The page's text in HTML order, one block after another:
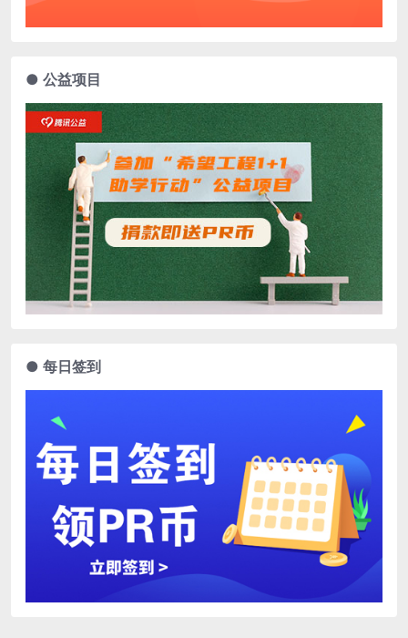
● 公益项目
● 每日签到